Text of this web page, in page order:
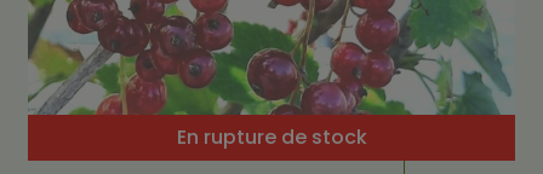
En rupture de stock